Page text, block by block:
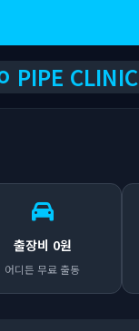
PIPE CLINIC
출장비 0원
어디든 무료 출동